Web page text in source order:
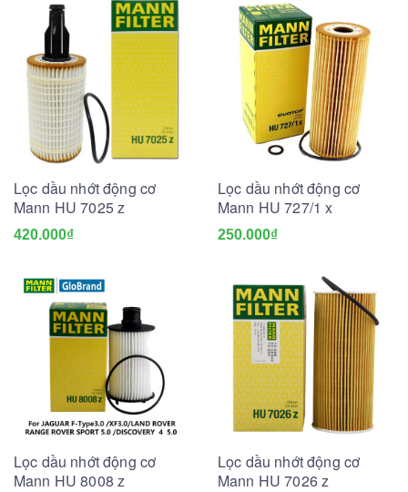
Lọc dầu nhớt động cơ
Mann HU 7025 z
420.000₫
Lọc dầu nhớt động cơ
Mann HU 727/1 x
250.000₫
Lọc dầu nhớt động cơ
Mann HU 8008 z
Lọc dầu nhớt động cơ
Mann HU 7026 z